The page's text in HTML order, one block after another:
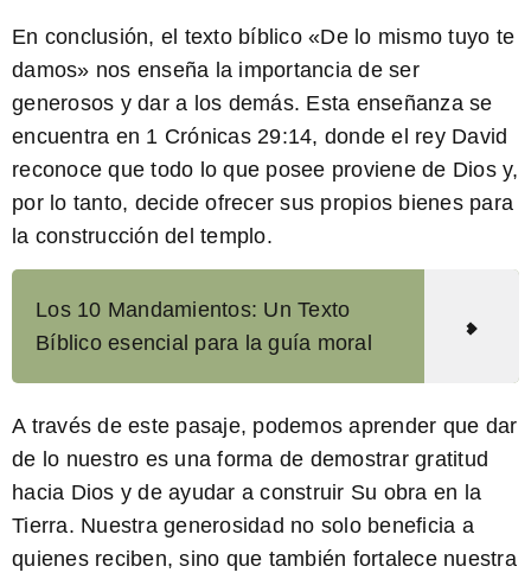
En conclusión, el texto bíblico «De lo mismo tuyo te
damos» nos enseña la importancia de ser
generosos y dar a los demás. Esta enseñanza se
encuentra en 1 Crónicas 29:14, donde el rey David
reconoce que todo lo que posee proviene de Dios y,
por lo tanto, decide ofrecer sus propios bienes para
la construcción del templo.
Los 10 Mandamientos: Un Texto
Bíblico esencial para la guía moral
A través de este pasaje, podemos aprender que dar
de lo nuestro es una forma de demostrar gratitud
hacia Dios y de ayudar a construir Su obra en la
Tierra. Nuestra generosidad no solo beneficia a
quienes reciben, sino que también fortalece nuestra